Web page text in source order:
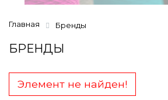
Главная Бренды
БРЕНДЫ
Элемент не найден!